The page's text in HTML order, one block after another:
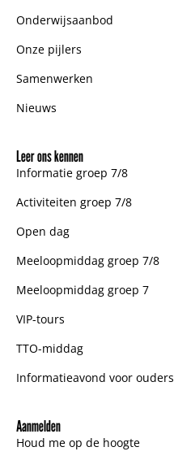
Onderwijsaanbod
Onze pijlers
Samenwerken
Nieuws
Leer ons kennen
Informatie groep 7/8
Activiteiten groep 7/8
Open dag
Meeloopmiddag groep 7/8
Meeloopmiddag groep 7
VIP-tours
TTO-middag
Informatieavond voor ouders
Aanmelden
Houd me op de hoogte